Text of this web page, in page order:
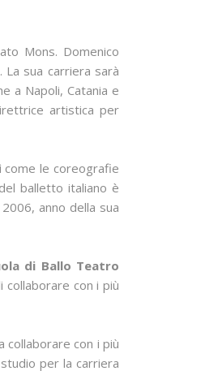
Mons. Domenico
sua carriera sarà
a Napoli, Catania e
artistica per
come le coreografie
balletto italiano è
anno della sua
di Ballo Teatro
collaborare con i più
collaborare con i più
per la carriera